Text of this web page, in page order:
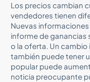
Los precios cambian
vendedores tienen
Nuevas
informe de ganancias
o la oferta. Un
también puede tener
popular puede
noticia preocupante